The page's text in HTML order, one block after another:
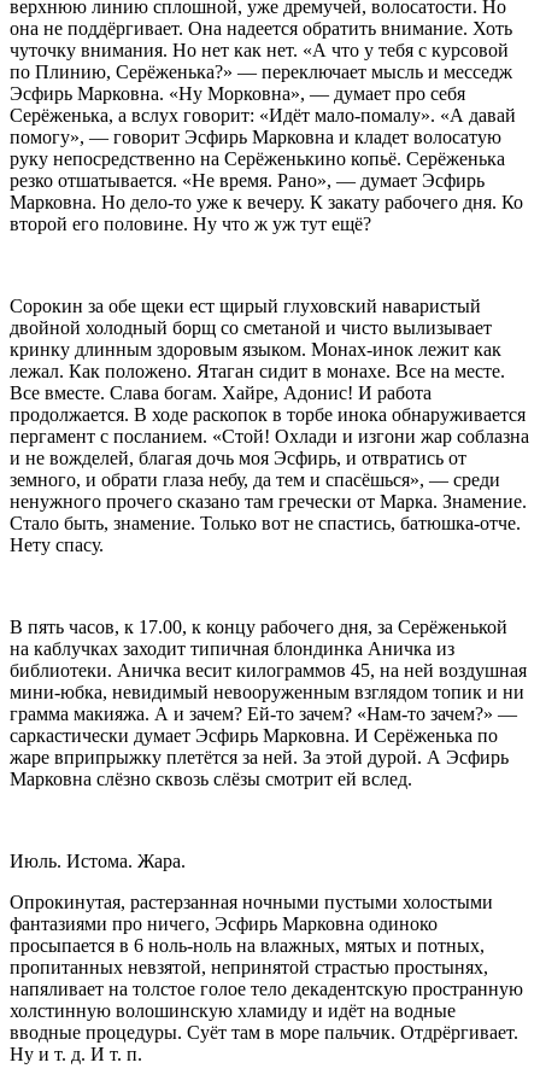
верхнюю линию сплошной, уже дремучей, волосатости. Но
она не поддёргивает. Она надеется обратить внимание. Хоть
чуточку внимания. Но нет как нет. «А что у тебя с курсовой
по Плинию, Серёженька?» — переключает мысль и месседж
Эсфирь Марковна. «Ну Морковна», — думает про себя
Серёженька, а вслух говорит: «Идёт мало-помалу». «А давай
помогу», — говорит Эсфирь Марковна и кладет волосатую
руку непосредственно на Серёженькино копьё. Серёженька
резко отшатывается. «Не время. Рано», — думает Эсфирь
Марковна. Но дело-то уже к вечеру. К закату рабочего дня. Ко
второй его половине. Ну что ж уж тут ещё?
Сорокин за обе щеки ест щирый глуховский наваристый
двойной холодный борщ со сметаной и чисто вылизывает
кринку длинным здоровым языком. Монах-инок лежит как
лежал. Как положено. Ятаган сидит в монахе. Все на месте.
Все вместе. Слава богам. Хайре, Адонис! И работа
продолжается. В ходе раскопок в торбе инока обнаруживается
пергамент с посланием. «Стой! Охлади и изгони жар соблазна
и не вожделей, благая дочь моя Эсфирь, и отвратись от
земного, и обрати глаза небу, да тем и спасёшься», — среди
ненужного прочего сказано там гречески от Марка. Знамение.
Стало быть, знамение. Только вот не спастись, батюшка-отче.
Нету спасу.
В пять часов, к 17.00, к концу рабочего дня, за Серёженькой
на каблучках заходит типичная блондинка Аничка из
библиотеки. Аничка весит килограммов 45, на ней воздушная
мини-юбка, невидимый невооруженным взглядом топик и ни
грамма макияжа. А и зачем? Ей-то зачем? «Нам-то зачем?» —
саркастически думает Эсфирь Марковна. И Серёженька по
жаре вприпрыжку плетётся за ней. За этой дурой. А Эсфирь
Марковна слёзно сквозь слёзы смотрит ей вслед.
Июль. Истома. Жара.
Опрокинутая, растерзанная ночными пустыми холостыми
фантазиями про ничего, Эсфирь Марковна одиноко
просыпается в 6 ноль-ноль на влажных, мятых и потных,
пропитанных невзятой, непринятой страстью простынях,
напяливает на толстое голое тело декадентскую пространную
холстинную волошинскую хламиду и идёт на водные
вводные процедуры. Суёт там в море пальчик. Отдрёргивает.
Ну и т. д. И т. п.